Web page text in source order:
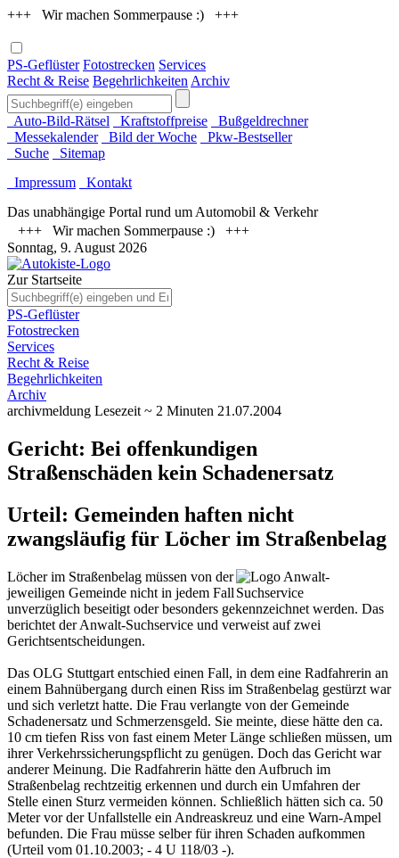
+++ Wir machen Sommerpause :) +++
PS-Geflüster Fotostrecken Services
Recht & Reise Begehrlichkeiten Archiv
Auto-Bild-Rätsel Kraftstoffpreise
Bußgeldrechner
Messekalender
Bild der Woche
Pkw-Bestseller
Suche
Sitemap
Impressum
Kontakt
Das unabhängige Portal rund um Automobil & Verkehr
+++ Wir machen Sommerpause :) +++
Sonntag, 9. August 2026
Zur Startseite
PS-Geflüster
Fotostrecken
Services
Recht & Reise
Begehrlichkeiten
Archiv
archivmeldung Lesezeit ~ 2 Minuten 21.07.2004
Gericht: Bei offenkundigen
Straßenschäden kein Schadenersatz
Urteil: Gemeinden haften nicht
zwangsläufig für Löcher im Straßenbelag
Löcher im Straßenbelag müssen von der
jeweiligen Gemeinde nicht in jedem Fall
unverzüglich beseitigt oder besonders gekennzeichnet werden. Das
berichtet der Anwalt-Suchservice und verweist auf zwei
Gerichtsentscheidungen.
Das OLG Stuttgart entschied einen Fall, in dem eine Radfahrerin an
einem Bahnübergang durch einen Riss im Straßenbelag gestürzt war
und sich verletzt hatte. Die Frau verlangte von der Gemeinde
Schadenersatz und Schmerzensgeld. Sie meinte, diese hätte den ca.
10 cm tiefen Riss von fast einem Meter Länge schließen müssen, um
ihrer Verkehrssicherungspflicht zu genügen. Doch das Gericht war
anderer Meinung. Die Radfahrerin hätte den Aufbruch im
Straßenbelag rechtzeitig erkennen und durch ein Umfahren der
Stelle einen Sturz vermeiden können. Schließlich hätten sich ca. 50
Meter vor der Unfallstelle ein Andreaskreuz und eine Warn-Ampel
befunden. Die Frau müsse selber für ihren Schaden aufkommen
(Urteil vom 01.10.2003; - 4 U 118/03 -).